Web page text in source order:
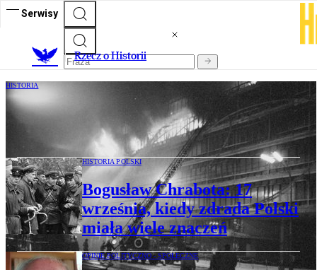
Serwisy
Rzecz o Historii
HISTORIA
Pożar Centralnego Domu Dziecka. Pół
wieku temu paliło się siedem razy
HISTORIA POLSKI
Bogusław Chrabota: 17
września, kiedy zdrada Polski
miała wiele znaczeń
OPINIE POLITYCZNO - SPOŁECZNE